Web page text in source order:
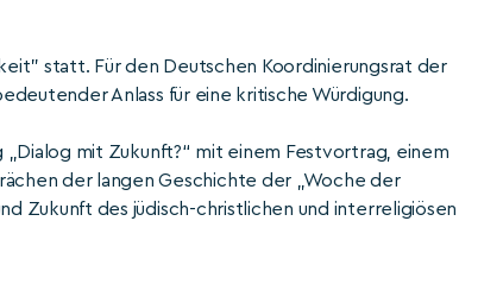
statt. Für den Deutschen Koordinierungsrat der
Anlass für eine kritische Würdigung.
„Dialog mit Zukunft?“ mit einem Festvortrag, einem
der langen Geschichte der „Woche der
Zukunft des jüdisch-christlichen und interreligiösen